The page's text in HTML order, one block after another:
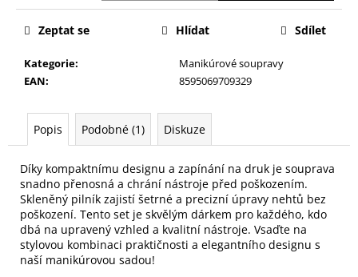
Kategorie:
Manikúrové soupravy
EAN: 8595069709329
Zeptat se Hlídat Sdílet
Popis Podobné (1) Diskuze
Díky kompaktnímu designu a zapínání na druk je souprava
snadno přenosná a chrání nástroje před poškozením.
Skleněný pilník zajistí šetrné a precizní úpravy nehtů bez
poškození. Tento set je skvělým dárkem pro každého, kdo
dbá na upravený vzhled a kvalitní nástroje. Vsaďte na
stylovou kombinaci praktičnosti a elegantního designu s
naší manikúrovou sadou!
r
u
u
m
PILNÍK
NA
NEHTY
SKLENĚNÝ
V
PLASTOVÉM
POUZDŘE